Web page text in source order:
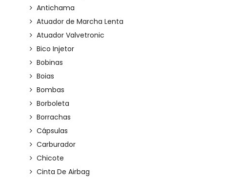
Antichama
Atuador de Marcha Lenta
Atuador Valvetronic
Bico Injetor
Bobinas
Boias
Bombas
Borboleta
Borrachas
Cápsulas
Carburador
Chicote
Cinta De Airbag